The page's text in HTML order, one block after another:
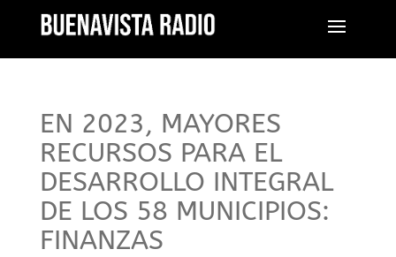
EN 2023, MAYORES
RECURSOS PARA EL
DESARROLLO INTEGRAL
DE LOS 58 MUNICIPIOS:
FINANZAS